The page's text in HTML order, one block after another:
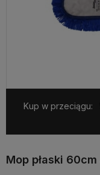
Kup w przeciągu:
Mop płaski